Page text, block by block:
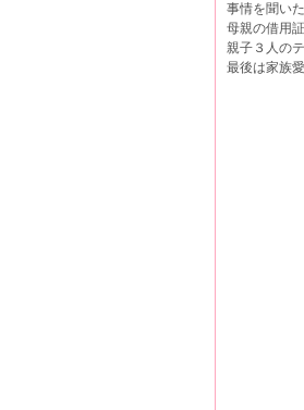
事情を聞い
母親の借用
親子３人の
最後は家族